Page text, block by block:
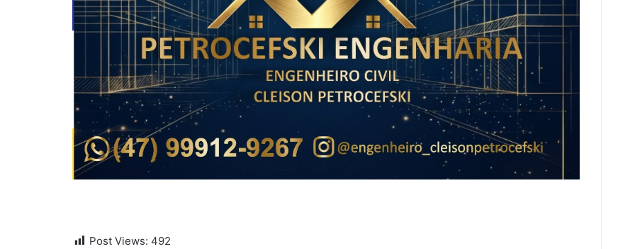
Post Views: 492